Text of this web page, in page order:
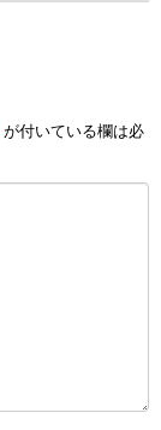
が付いている欄は必